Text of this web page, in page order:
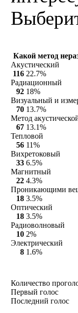
Какой метод
Акустический
116 22.7%
Радиационный
92 18%
Визуальный и
70 13.7%
Метод
67 13.1%
Тепловой
56 11%
Вихретоковый
33 6.5%
Магнитный
22 4.3%
Проникающими
18 3.5%
Оптический
18 3.5%
Радиоволновый
10 2%
Электрический
8 1.6%
Количество
Первый голос
Последний голос